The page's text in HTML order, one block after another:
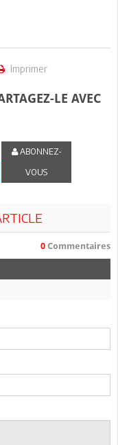
Imprimer
LE AVEC
ABONNEZ-
VOUS
0 Commentaires